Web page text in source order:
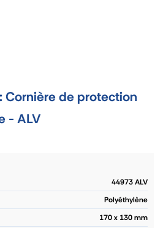
Cornière de protection
- ALV
44973 ALV
Polyéthylène
170 x 130 mm